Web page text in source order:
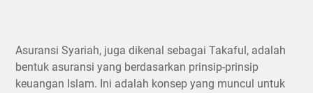
Asuransi Syariah, juga dikenal sebagai Takaful, adalah
bentuk asuransi yang berdasarkan prinsip-prinsip
keuangan Islam. Ini adalah konsep yang muncul untuk